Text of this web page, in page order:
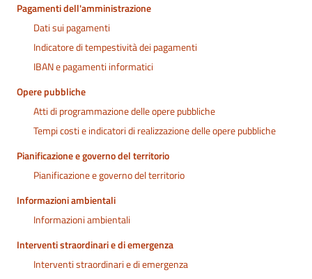
Pagamenti dell'amministrazione
Dati sui pagamenti
Indicatore di tempestività dei pagamenti
IBAN e pagamenti informatici
Opere pubbliche
Atti di programmazione delle opere pubbliche
Tempi costi e indicatori di realizzazione delle opere pubbliche
Pianificazione e governo del territorio
Pianificazione e governo del territorio
Informazioni ambientali
Informazioni ambientali
Interventi straordinari e di emergenza
Interventi straordinari e di emergenza